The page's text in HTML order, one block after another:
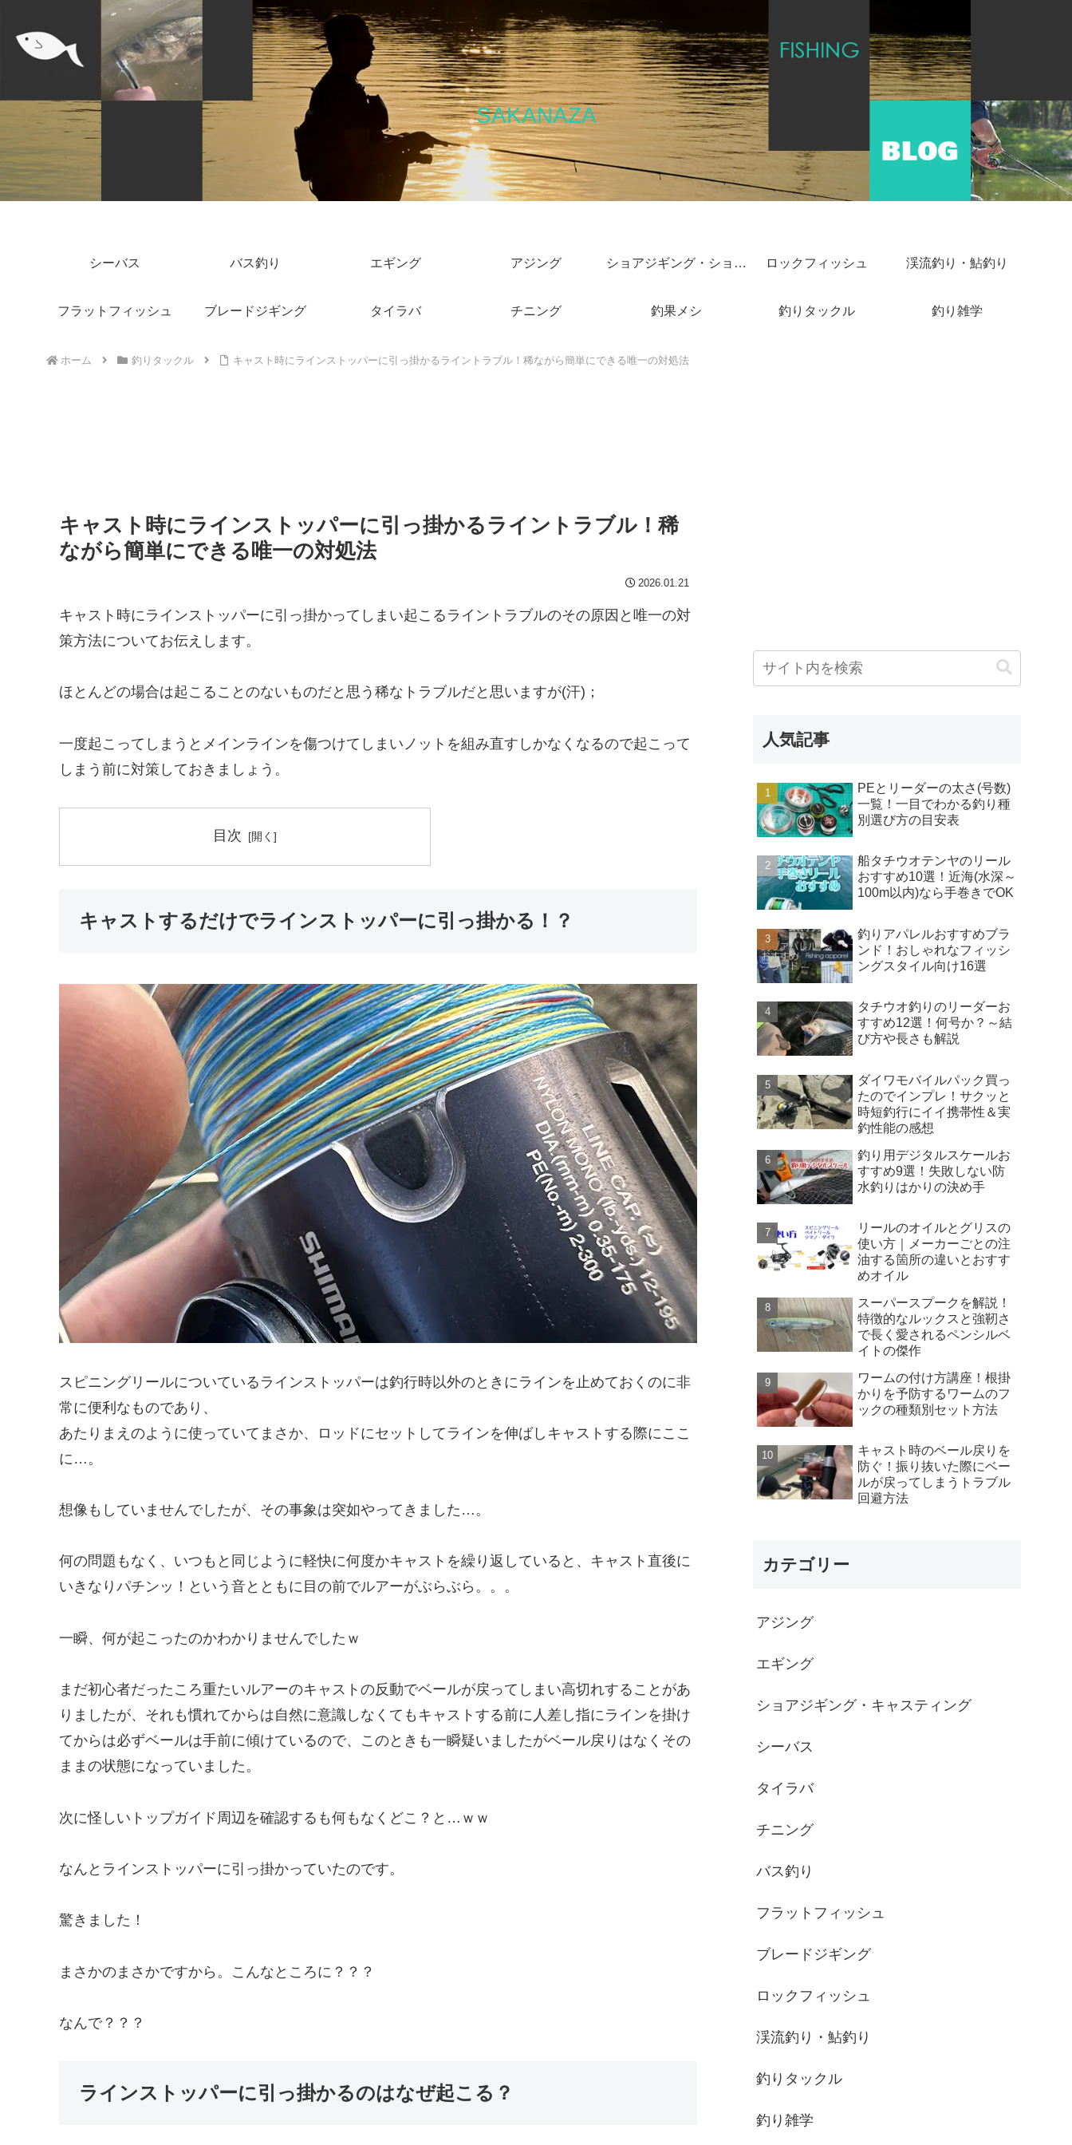
SAKANAZA
シーバス バス釣り エギング アジング ショアジギング・ショアキャスティング ロックフィッシュ 渓流釣り・鮎釣り
フラットフィッシュ ブレードジギング タイラバ チニング 釣果メシ 釣りタックル 釣り雑学
ホーム 釣りタックル キャスト時にラインストッパーに引っ掛かるライントラブル！稀ながら簡単にできる唯一の対処法
キャスト時にラインストッパーに引っ掛かるライントラブル！稀
ながら簡単にできる唯一の対処法
2026.01.21
キャスト時にラインストッパーに引っ掛かってしまい起こるライントラブルのその原因と唯一の対
策方法についてお伝えします。
ほとんどの場合は起こることのないものだと思う稀なトラブルだと思いますが(汗)；
一度起こってしまうとメインラインを傷つけてしまいノットを組み直すしかなくなるので起こって
しまう前に対策しておきましょう。
目次
キャストするだけでラインストッパーに引っ掛かる！？
スピニングリールについているラインストッパーは釣行時以外のときにラインを止めておくのに非
常に便利なものであり、
あたりまえのように使っていてまさか、ロッドにセットしてラインを伸ばしキャストする際にここ
に…。
想像もしていませんでしたが、その事象は突如やってきました…。
何の問題もなく、いつもと同じように軽快に何度かキャストを繰り返していると、キャスト直後に
いきなりパチンッ！という音とともに目の前でルアーがぶらぶら。。。
一瞬、何が起こったのかわかりませんでしたｗ
まだ初心者だったころ重たいルアーのキャストの反動でベールが戻ってしまい高切れすることがあ
りましたが、それも慣れてからは自然に意識しなくてもキャストする前に人差し指にラインを掛け
てからは必ずベールは手前に傾けているので、このときも一瞬疑いましたがベール戻りはなくその
ままの状態になっていました。
次に怪しいトップガイド周辺を確認するも何もなくどこ？と…ｗｗ
なんとラインストッパーに引っ掛かっていたのです。
驚きました！
まさかのまさかですから。こんなところに？？？
なんで？？？
ラインストッパーに引っ掛かるのはなぜ起こる？
人気記事
PEとリーダーの太さ(号数)
一覧！一目でわかる釣り種
別選び方の目安表
船タチウオテンヤのリール
おすすめ10選！近海(水深～
100m以内)なら手巻きでOK
釣りアパレルおすすめブラ
ンド！おしゃれなフィッシ
ングスタイル向け16選
タチウオ釣りのリーダーお
すすめ12選！何号か？～結
び方や長さも解説
ダイワモバイルパック買っ
たのでインプレ！サクッと
時短釣行にイイ携帯性＆実
釣性能の感想
釣り用デジタルスケールお
すすめ9選！失敗しない防
水釣りはかりの決め手
リールのオイルとグリスの
使い方｜メーカーごとの注
油する箇所の違いとおすす
めオイル
スーパースプークを解説！
特徴的なルックスと強靭さ
で長く愛されるペンシルベ
イトの傑作
ワームの付け方講座！根掛
かりを予防するワームのフ
ックの種類別セット方法
キャスト時のベール戻りを
防ぐ！振り抜いた際にベー
ルが戻ってしまうトラブル
回避方法
カテゴリー
アジング
エギング
ショアジギング・キャスティング
シーバス
タイラバ
チニング
バス釣り
フラットフィッシュ
ブレードジギング
ロックフィッシュ
渓流釣り・鮎釣り
釣りタックル
釣り雑学